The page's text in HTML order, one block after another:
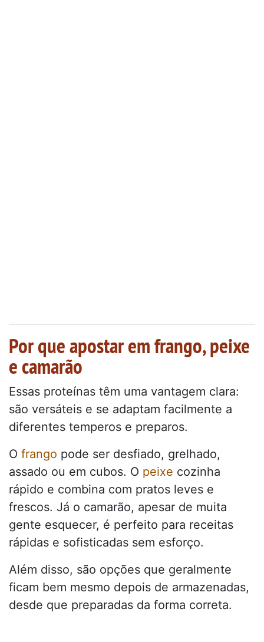
Por que apostar em frango, peixe
e camarão
Essas proteínas têm uma vantagem clara:
são versáteis e se adaptam facilmente a
diferentes temperos e preparos.
O frango pode ser desfiado, grelhado,
assado ou em cubos. O peixe cozinha
rápido e combina com pratos leves e
frescos. Já o camarão, apesar de muita
gente esquecer, é perfeito para receitas
rápidas e sofisticadas sem esforço.
Além disso, são opções que geralmente
ficam bem mesmo depois de armazenadas,
desde que preparadas da forma correta.